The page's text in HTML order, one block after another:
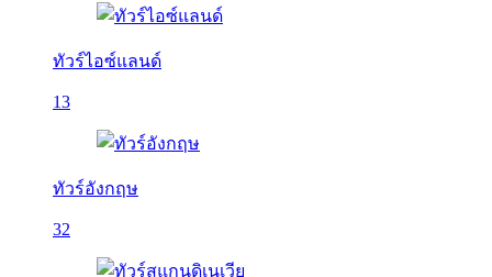
ทัวร์ไอซ์แลนด์
13
ทัวร์อังกฤษ
32